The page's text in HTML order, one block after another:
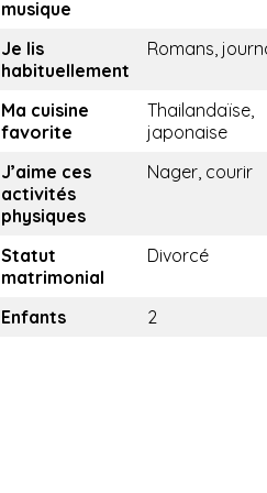
musique
Je lis
habituellement
Romans,
Ma cuisine
favorite
Thailandaïse,
japonaise
J’aime ces
activités
physiques
Nager, courir
Statut
matrimonial
Divorcé
Enfants 2